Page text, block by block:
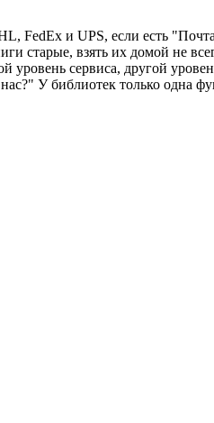
FedEx и UPS, если есть
старые, взять их домой не
сервиса, другой
У библиотек только одна